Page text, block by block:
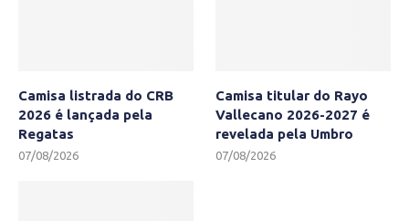
Camisa listrada do CRB
2026 é lançada pela
Regatas
07/08/2026
Camisa titular do Rayo
Vallecano 2026-2027 é
revelada pela Umbro
07/08/2026